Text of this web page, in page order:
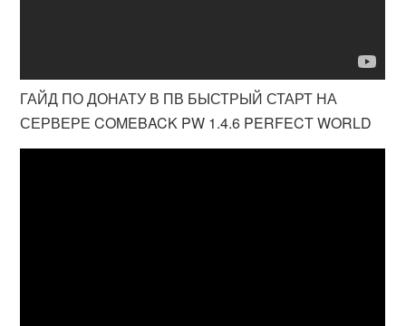
ГАЙД ПО ДОНАТУ В ПВ БЫСТРЫЙ СТАРТ НА
СЕРВЕРЕ COMEBACK PW 1.4.6 PERFECT WORLD